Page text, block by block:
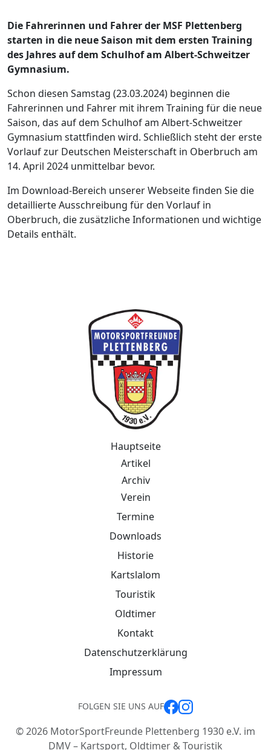
Die Fahrerinnen und Fahrer der MSF Plettenberg
starten in die neue Saison mit dem ersten Training
des Jahres auf dem Schulhof am Albert-Schweitzer
Gymnasium.
Schon diesen Samstag (23.03.2024) beginnen die
Fahrerinnen und Fahrer mit ihrem Training für die neue
Saison, das auf dem Schulhof am Albert-Schweitzer
Gymnasium stattfinden wird. Schließlich steht der erste
Vorlauf zur Deutschen Meisterschaft in Oberbruch am
14. April 2024 unmittelbar bevor.
Im Download-Bereich unserer Webseite finden Sie die
detaillierte Ausschreibung für den Vorlauf in
Oberbruch, die zusätzliche Informationen und wichtige
Details enthält.
Webseite der MotorSportFreunde
Hauptseite
Artikel
Archiv
Verein
Termine
Downloads
Historie
Kartslalom
Touristik
Oldtimer
Kontakt
Datenschutzerklärung
Impressum
FOLGEN SIE UNS AUF
©2026 MotorSportFreunde Plettenberg 1930 e.V. im
DMV – Kartsport, Oldtimer & Touristik